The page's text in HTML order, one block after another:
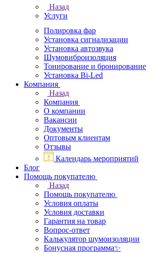
Назад
Услуги
Полировка фар
Установка сигнализации
Установка автозвука
Шумовиброизоляция
Тонирование и бронирование
Установка Bi-Led
Компания
Назад
Компания
О компании
Вакансии
Документы
Оптовым клиентам
Отзывы
Календарь мероприятий
Блог
Помощь покупателю
Назад
Помощь покупателю
Условия оплаты
Условия доставки
Гарантия на товар
Вопрос-ответ
Калькулятор шумоизоляции
Бонусная программа✨